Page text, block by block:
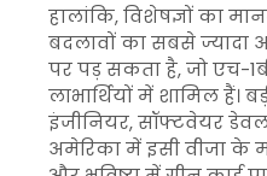
हालांकि, विशेषज्ञों का
बदलावों का सबसे ज्यादा
पर पड़ सकता है, जो एच-
लाभार्थियों में शामिल हैं।
इंजीनियर, सॉफ्टवेयर
अमेरिका में इसी वीजा के